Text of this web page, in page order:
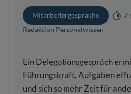
Mitarbeitergespräche
7
Redaktion Personalwissen
Ein Delegationsgespräch
Führungskraft, Aufgaben
und sich so mehr Zeit für